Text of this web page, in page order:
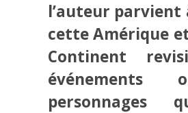
l’auteur parvient
cette Amérique
Continent
événements
personnages